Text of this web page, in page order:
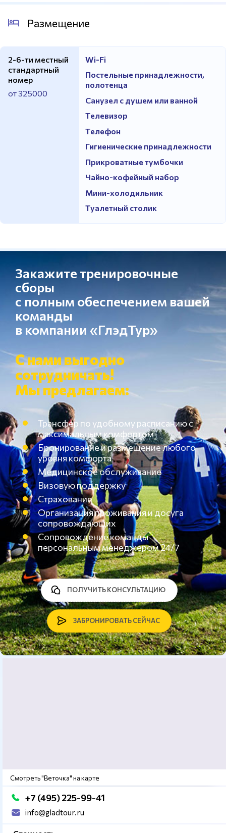
Размещение
2-6-ти местный
стандартный
номер
от 325000
Wi-Fi
Постельные принадлежности,
полотенца
Санузел с душем или ванной
Телевизор
Телефон
Гигиенические принадлежности
Прикроватные тумбочки
Чайно-кофейный набор
Мини-холодильник
Туалетный столик
Закажите тренировочные
сборы
с полным обеспечением вашей
команды
в компании «ГлэдТур»
С нами выгодно
сотрудничать!
Мы предлагаем:
Трансфер по удобному расписанию с
максимальным комфортом
Бронирование и размещение любого
уровня комфорта
Медицинское обслуживание
Визовую поддержку
Страхование
Организация проживания и досуга
сопровождающих
Сопровождение команды
персональным менеджером 24/7
ЗАБРОНИРОВАТЬ СЕЙЧАС
ПОЛУЧИТЬ КОНСУЛЬТАЦИЮ
Смотреть "Веточка" на карте
+7 (495) 225-99-41
info@gladtour.ru